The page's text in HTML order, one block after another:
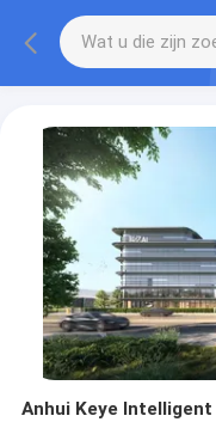
Anhui Keye